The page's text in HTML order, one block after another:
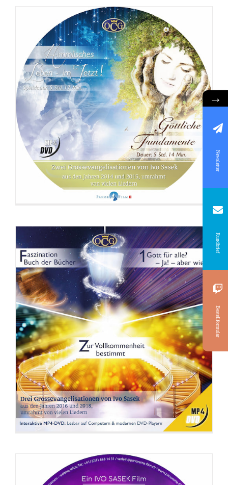
DVD: 3 Evangelisationstreffen
DVD: Ahnungslose töten besser
→
Newsletter
Rundbrief
Bestellformular